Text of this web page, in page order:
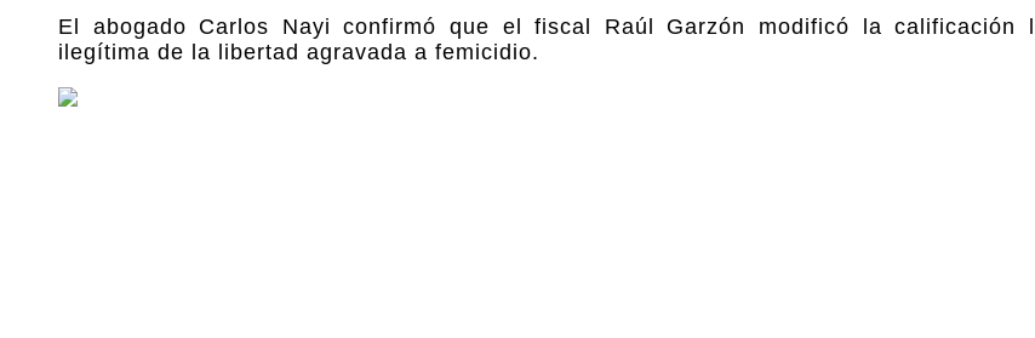
El abogado Carlos Nayi confirmó que el fiscal Raúl Garzón modificó la calificación
ilegítima de la libertad agravada a femicidio.